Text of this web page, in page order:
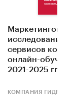
финансово-
школ по
Маркетинговое
исследование
сервисов
онлайн-
2021-2025 гг.,
КОМПАНИЯ